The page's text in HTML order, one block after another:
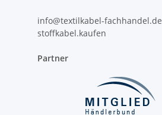
info@textilkabel-fachhandel.de
stoffkabel.kaufen
Partner